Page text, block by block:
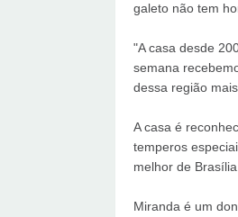
galeto não tem
"A casa desde
semana
dessa região
A casa é
temperos
melhor de Brasília.
Miranda é um